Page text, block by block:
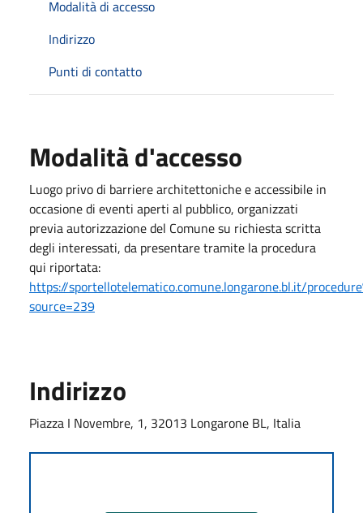
Modalità di accesso
Indirizzo
Punti di contatto
Modalità d'accesso
Luogo privo di barriere architettoniche e accessibile in
occasione di eventi aperti al pubblico, organizzati
previa autorizzazione del Comune su richiesta scritta
degli interessati, da presentare tramite la procedura
qui riportata:
https://sportellotelematico.comune.longarone.bl.it/
source=239
Indirizzo
Piazza I Novembre, 1, 32013 Longarone BL, Italia